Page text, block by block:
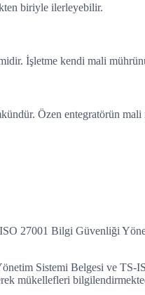
biriyle ilerleyebilir.
İşletme kendi mali
Özen entegratörün mali
27001 Bilgi Güvenliği
Sistemi Belgesi ve
mükellefleri